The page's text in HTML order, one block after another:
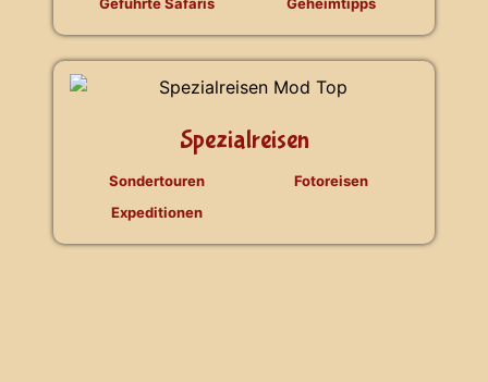
Geführte Safaris
Geheimtipps
Spezialreisen
Sondertouren
Expeditionen
Fotoreisen